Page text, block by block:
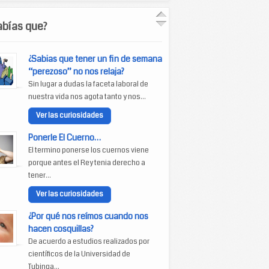
que?
¿Sabias que tener un fin de semana
“perezoso” no nos relaja?
Sin lugar a dudas la faceta laboral de
nuestra vida nos agota tanto y nos...
Ver las curiosidades
Ponerle El Cuerno…
El termino ponerse los cuernos viene
porque antes el Rey tenia derecho a
tener...
Ver las curiosidades
¿Por qué nos reímos cuando nos
hacen cosquillas?
De acuerdo a estudios realizados por
científicos de la Universidad de
Tubinga...